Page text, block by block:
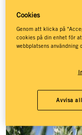
Cookies
Genom att klicka på
cookies på din enhet för
webbplatsens användning
Avvisa